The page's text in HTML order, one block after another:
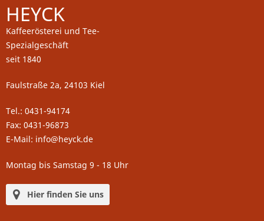
HEYCK
Kaffeerösterei und Tee-
Spezialgeschäft
seit 1840
Faulstraße 2a, 24103 Kiel
Tel.: 0431-94174
Fax: 0431-96873
E-Mail: info@heyck.de
Montag bis Samstag 9 - 18 Uhr
Hier finden Sie uns